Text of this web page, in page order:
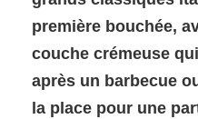
première bouchée,
couche crémeuse
après un barbecue
la place pour une